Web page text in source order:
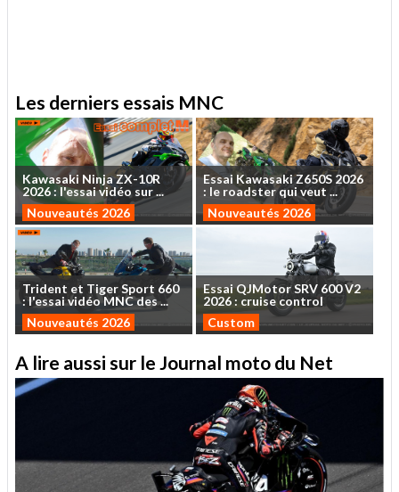
Les derniers essais MNC
Kawasaki NinjaZX-10R
2026: l'essaividéo sur...
Nouveautés 2026
Essai KawasakiZ650S 2026
: le roadsterquiveut ...
Nouveautés 2026
Trident et TigerSport 660
: l'essaividéoMNCdes...
Nouveautés 2026
EssaiQJMotorSRV 600V2
2026 : cruise control
Custom
A lire aussi sur le Journal moto du Net